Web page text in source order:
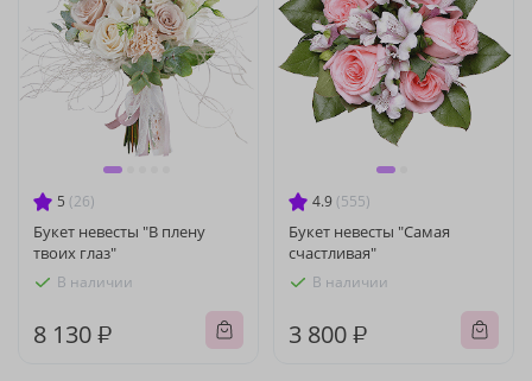
5 (26)
Букет невесты "В плену
твоих глаз"
В наличии
8 130 ₽
4.9 (555)
Букет невесты "Самая
счастливая"
В наличии
3 800 ₽